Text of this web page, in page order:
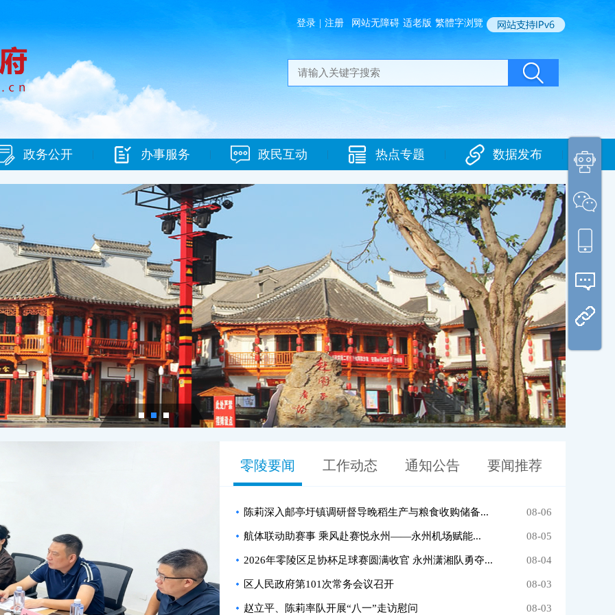
登录 注册 网站无障碍 适老版 繁體字浏覽
政务公开 办事服务 政民互动 热点专题 数据发布
零陵要闻 工作动态 通知公告 要闻推荐
陈莉深入邮亭圩镇调研督导晚稻生产与粮食收购储备... 08-06
航体联动助赛事 乘风赴赛悦永州——永州机场赋能... 08-05
2026年零陵区足协杯足球赛圆满收官 永州潇湘队勇夺... 08-04
区人民政府第101次常务会议召开 08-03
赵立平、陈莉率队开展“八一”走访慰问 08-03